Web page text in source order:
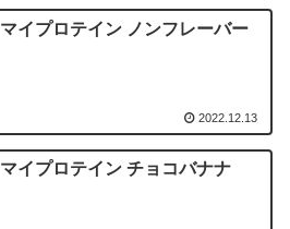
マイプロテイン ノンフレーバー
2022.12.13
マイプロテイン チョコバナナ